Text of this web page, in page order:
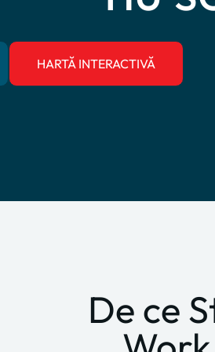
HARTĂ INTERACTIVĂ
De ce